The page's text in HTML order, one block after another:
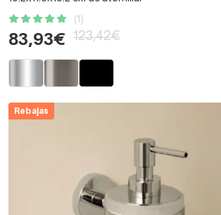
(1)
83,93€ 123,42€
Rebajas